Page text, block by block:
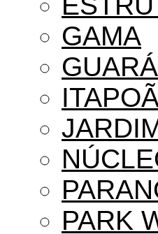
GAMA
GUARÁ
PARK